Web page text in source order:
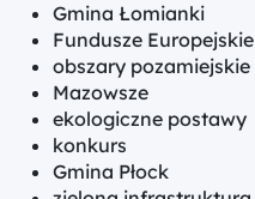
Gmina Łomianki
Fundusze Europejskie
obszary pozamiejskie
Mazowsze
ekologiczne postawy
konkurs
Gmina Płock